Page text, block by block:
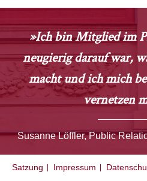
»Ich bin Mitglied im
neugierig darauf war,
macht und ich mich
vernetzen
Susanne Löffler, Public
Satzung Impressum